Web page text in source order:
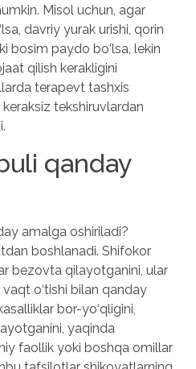
Misol uchun, agar
davriy yurak urishi, qorin
bosim paydo bo‘lsa, lekin
qilish kerakligini
terapevt tashxis
tekshiruvlardan
qanday
amalga oshiriladi?
boshlanadi. Shifokor
bezovta qilayotganini, ular
o‘tishi bilan qanday
bor-yo‘qligini,
yaqinda
faollik yoki boshqa omillar